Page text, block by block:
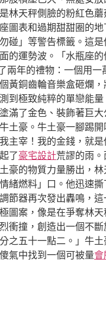
林天秤側臉的粉紅色
圖表和過期甜甜圈的
碰」等警告標籤。這
的運勢波。「水瓶座
兩年的禮物：一個用一
黃銅齒輪音樂盒砸爛
到極致純粹的單戀能
滿了金色、裝飾著巨
豪。牛土豪一腳踢開
主宰！我的金錢，就
了豪宅設計荒謬的雨
豪的物質力量勝出，
緒燃料」口。他迅速
節器再次發出轟鳴，
圖案，像是在爭奪林
衝撞，創造出一個不斷
之五十一點二。」牛土
氣中找到一個可被量會